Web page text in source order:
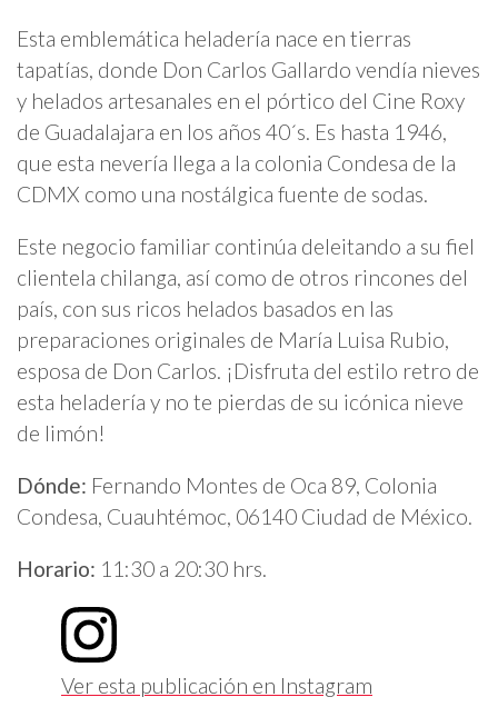
Esta emblemática heladería nace en tierras
tapatías, donde Don Carlos Gallardo vendía nieves
y helados artesanales en el pórtico del Cine Roxy
de Guadalajara en los años 40´s. Es hasta 1946,
que esta nevería llega a la colonia Condesa de la
CDMX como una nostálgica fuente de sodas.
Este negocio familiar continúa deleitando a su fiel
clientela chilanga, así como de otros rincones del
país, con sus ricos helados basados en las
preparaciones originales de María Luisa Rubio,
esposa de Don Carlos. ¡Disfruta del estilo retro de
esta heladería y no te pierdas de su icónica nieve
de limón!
Dónde: Fernando Montes de Oca 89, Colonia
Condesa, Cuauhtémoc, 06140 Ciudad de México.
Horario: 11:30 a 20:30 hrs.
Ver esta publicación en Instagram